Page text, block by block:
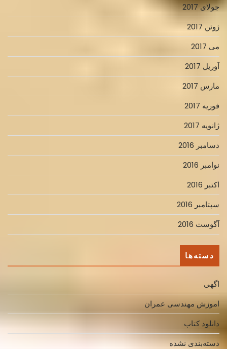
جولای 2017
ژوئن 2017
می 2017
آوریل 2017
مارس 2017
فوریه 2017
ژانویه 2017
دسامبر 2016
نوامبر 2016
اکتبر 2016
سپتامبر 2016
آگوست 2016
دسته‌ها
اگهی
اموزش مهندسی عمران
دانلود کتاب
دسته‌بندی نشده